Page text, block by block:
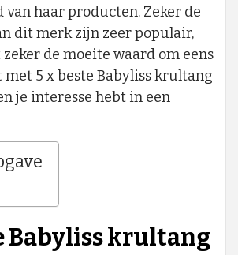
haar producten. Zeker de
dit merk zijn zeer populair,
de moeite waard om eens
met 5 x beste Babyliss krultang
je interesse hebt in een
Babyliss krultang